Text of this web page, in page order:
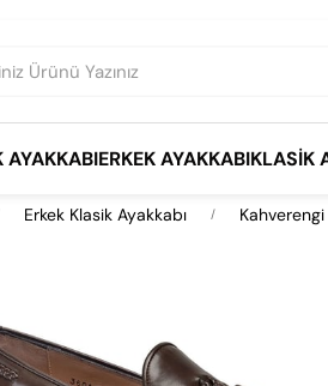
AYAKKABIERKEK AYAKKABIKLASIK
Erkek Klasik Ayakkabı